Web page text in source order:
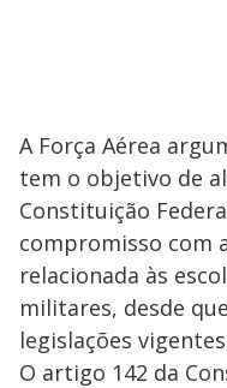
A Força Aérea
tem o objetivo de
Constituição
compromisso com
relacionada às
militares, desde
legislações
O artigo 142 da